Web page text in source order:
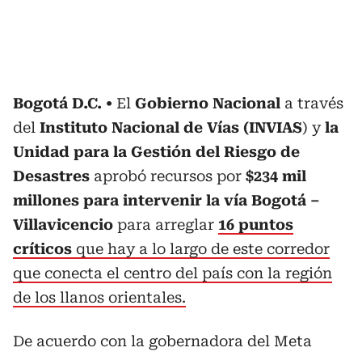
Bogotá D.C. El Gobierno Nacional a través
del Instituto Nacional de Vías (INVIAS) yla
Unidad para la Gestión del Riesgo de
Desastres aprobó recursos por $234 mil
millones para intervenir la vía Bogotá –
Villavicencio para arreglar 16 puntos
críticos que hay a lo largo de este corredor
que conecta el centro del país con la región
de los llanos orientales.
De acuerdo con la gobernadora del Meta